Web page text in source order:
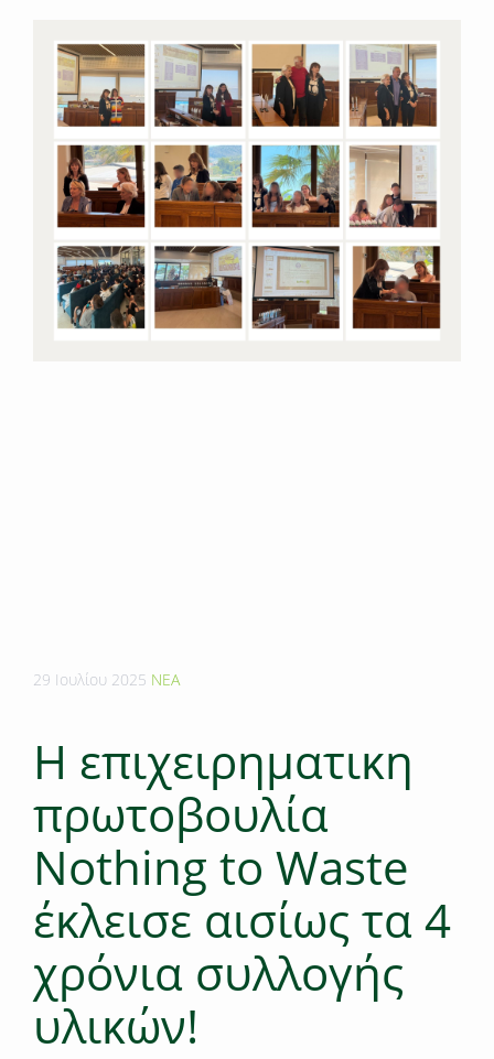
29 Ιουλίου 2025 ΝΕΑ
Η επιχειρηματικη
πρωτοβουλία
Nothing to Waste
έκλεισε αισίως τα 4
χρόνια συλλογής
υλικών!